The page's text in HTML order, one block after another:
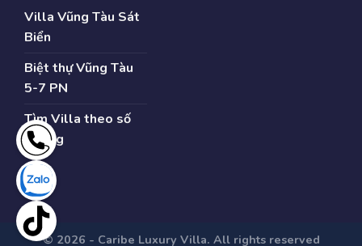
Villa Vũng Tàu Sát
Biển
Biệt thự Vũng Tàu
5-7 PN
Tìm Villa theo số
Phòng
© 2026 - Caribe Luxury Villa. All rights reserved